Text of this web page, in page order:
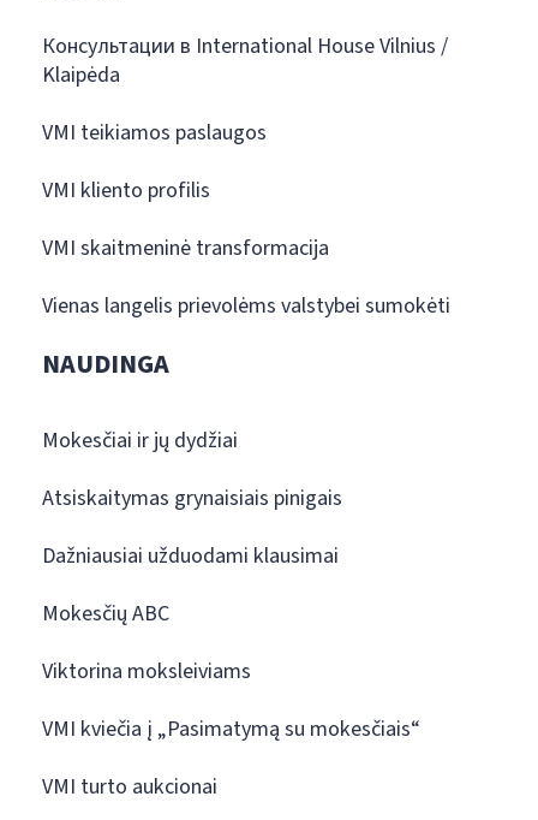
Консультации в International House Vilnius /
Klaipėda
VMI teikiamos paslaugos
VMI kliento profilis
VMI skaitmeninė transformacija
Vienas langelis prievolėms valstybei sumokėti
NAUDINGA
Mokesčiai ir jų dydžiai
Atsiskaitymas grynaisiais pinigais
Dažniausiai užduodami klausimai
Mokesčių ABC
Viktorina moksleiviams
VMI kviečia į „Pasimatymą su mokesčiais“
VMI turto aukcionai